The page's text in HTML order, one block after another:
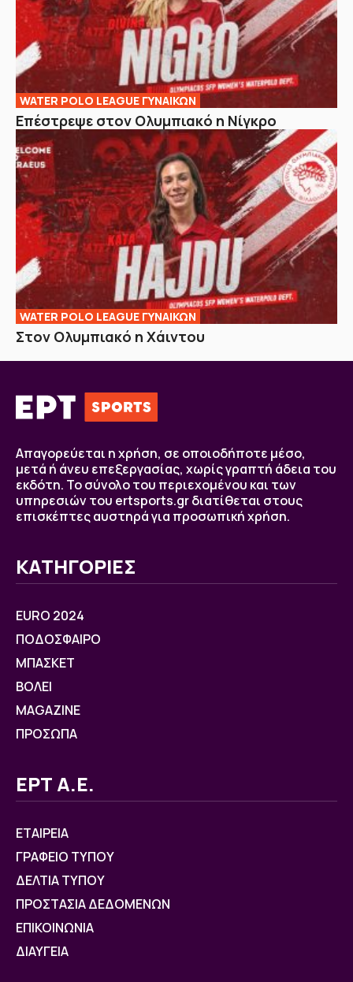
WATER POLO LEAGUE ΓΥΝΑΙΚΩΝ
Επέστρεψε στον Ολυμπιακό η Νίγκρο
WATER POLO LEAGUE ΓΥΝΑΙΚΩΝ
Στον Ολυμπιακό η Χάιντου
Απαγορεύεται η χρήση, σε οποιοδήποτε μέσο,
μετά ή άνευ επεξεργασίας, χωρίς γραπτή άδεια του
εκδότη. Το σύνολο του περιεχομένου και των
υπηρεσιών του ertsports.gr διατίθεται στους
επισκέπτες αυστηρά για προσωπική χρήση.
ΚΑΤΗΓΟΡΙΕΣ
EURO 2024
ΠΟΔΟΣΦΑΙΡΟ
ΜΠΑΣΚΕΤ
ΒOΛΕΙ
MAGAZINE
ΠΡΟΣΩΠΑ
ΕΡΤ Α.Ε.
ΕΤΑΙΡΕΙΑ
ΓΡΑΦΕΙΟ ΤΥΠΟΥ
ΔΕΛΤΙΑ ΤΥΠΟΥ
ΠΡΟΣΤΑΣΙΑ ΔΕΔΟΜΕΝΩΝ
ΕΠΙΚΟΙΝΩΝΙΑ
ΔΙΑΥΓΕΙΑ